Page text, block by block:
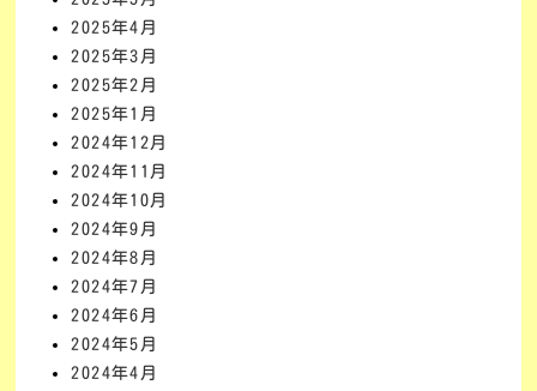
2025年4月
2025年3月
2025年2月
2025年1月
2024年12月
2024年11月
2024年10月
2024年9月
2024年8月
2024年7月
2024年6月
2024年5月
2024年4月